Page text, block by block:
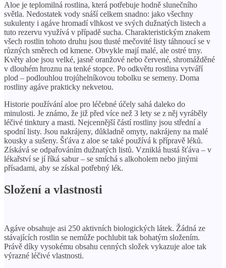
Aloe je teplomilná rostlina, která potřebuje hodně slunečního
světla. Nedostatek vody snáší celkem snadno: jako všechny
sukulenty i agáve hromadí vlhkost ve svých dužnatých listech a
tuto rezervu využívá v případě sucha. Charakteristickým znakem
všech rostlin tohoto druhu jsou tlusté mečovité listy táhnoucí se v
různých směrech od kmene. Obvykle mají malé, ale ostré trny.
Květy aloe jsou velké, jasně oranžové nebo červené, shromážděné
v dlouhém hroznu na tenké stopce. Po odkvětu rostlina vytváří
plod – podlouhlou trojúhelníkovou tobolku se semeny. Doma
rostliny agáve prakticky nekvetou.
Historie používání aloe pro léčebné účely sahá daleko do
minulosti. Je známo, že již před více než 3 lety se z něj vyráběly
léčivé tinktury a masti. Nejcennější částí rostliny jsou střední a
spodní listy. Jsou nakrájeny, důkladně omyty, nakrájeny na malé
kousky a sušeny. Šťáva z aloe se také používá k přípravě léků.
Získává se odpařováním dužnatých listů. Vzniklá hustá šťáva – v
lékařství se jí říká sabur – se smíchá s alkoholem nebo jinými
přísadami, aby se získal potřebný lék.
Složení a vlastnosti
Agáve obsahuje asi 250 aktivních biologických látek. Žádná ze
stávajících rostlin se nemůže pochlubit tak bohatým složením.
Právě díky vysokému obsahu cenných složek vykazuje aloe tak
výrazné léčivé vlastnosti.